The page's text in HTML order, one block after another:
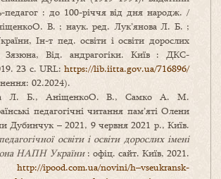
педагог : до 100-річчя від дня народж. /
В. ; наук. ред. Лук’янова Л. Б. ;
Ін-т пед. освіти і освіти дорослих
Зязюна, Від. андрагогіки. Київ : ДКС-
23 с. URL: https://lib.iitta.gov.ua/716896/
02.2024).
Л. Б., АніщенкоО. В., Самко А. М.
педагогічні читання пам’яті Олени
Дубинчук – 2021, 9 червня 2021 р., Київ.
освіти і освіти дорослих імені
НАПН України: офіц. сайт. Київ, 2021.
http://ipood.com.ua/novini/h–vseukransk-